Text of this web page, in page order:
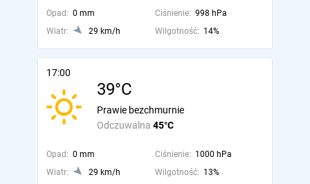
Opad: 0 mm Ciśnienie: 998 hPa
Wiatr:
29 km/h Wilgotność: 14%
17:00
39°C
Odczuwalna 45°C
Prawie bezchmurnie
Opad: 0 mm Ciśnienie: 1000 hPa
Wiatr:
29 km/h Wilgotność: 13%